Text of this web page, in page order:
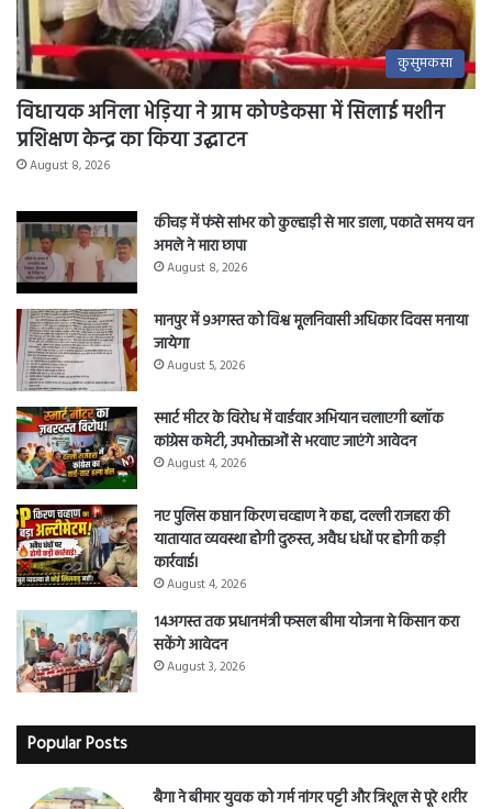
कुसुमकसा
विधायक अनिला भेड़िया ने ग्राम कोण्डेकसा में सिलाई मशीन
प्रशिक्षण केन्द्र का किया उद्घाटन
August 8, 2026
कीचड़ में फंसे सांभर को कुल्हाड़ी से मार डाला, पकाते समय वन
अमले ने मारा छापा
August 8, 2026
मानपुर में 9अगस्त को विश्व मूलनिवासी अधिकार दिवस मनाया
जायेगा
August 5, 2026
स्मार्ट मीटर के विरोध में वार्डवार अभियान चलाएगी ब्लॉक
कांग्रेस कमेटी, उपभोक्ताओं से भरवाए जाएंगे आवेदन
August 4, 2026
नए पुलिस कप्तान किरण चव्हाण ने कहा, दल्ली राजहरा की
यातायात व्यवस्था होगी दुरुस्त, अवैध धंधों पर होगी कड़ी
कार्रवाई।
August 4, 2026
14अगस्त तक प्रधानमंत्री फसल बीमा योजना मे किसान करा
सकेंगे आवेदन
August 3, 2026
Popular Posts
बैगा ने बीमार युवक को गर्म नांगर पट्टी और त्रिशूल से पूरे शरीर